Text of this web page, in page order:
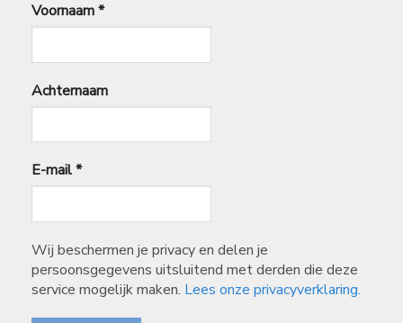
Voornaam*
Achternaam
E-mail*
Wij beschermen je privacy en delen je
persoonsgegevens uitsluitend met derden die deze
service mogelijk maken. Lees onze privacyverklaring.